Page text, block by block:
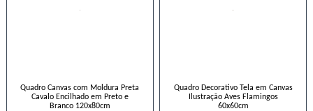
Quadro Canvas com Moldura Preta
Cavalo Encilhado em Preto e
Branco 120x80cm
Quadro Decorativo Tela em Canvas
Ilustração Aves Flamingos
60x60cm